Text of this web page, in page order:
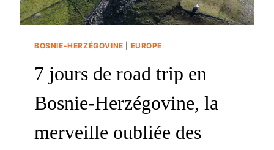
BOSNIE-HERZÉGOVINE EUROPE
7 jours de road trip en
Bosnie-Herzégovine, la
merveille oubliée des